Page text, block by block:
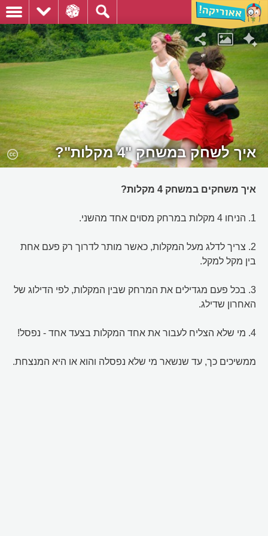
איך לשחק במשחק "4 מקלות"?
איך משחקים במשחק 4 מקלות?
1. הניחו 4 מקלות במרחק מסוים אחד מהשני.
2. צריך לדלג מעל המקלות, כאשר מותר לדרוך רק פעם אחת
בין מקל למקל.
3. בכל פעם מגדילים את המרחק שבין המקלות, לפי הדילוג של
האחרון שדילג.
4. מי שלא הצליח לעבור את אחד המקלות בצעד אחד - נפסל!
ממשיכים כך, עד שנשאר מי שלא נפסלה והוא או היא המנצחת.